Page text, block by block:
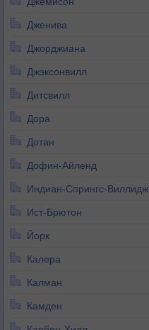
Дженива
Джорджиана
Джэксонвилл
Дитсвилл
Дора
Дотан
Дофин-Айленд
Индиан-Спрингс-Виллидж
Ист-Брютон
Йорк
Калера
Калман
Камден